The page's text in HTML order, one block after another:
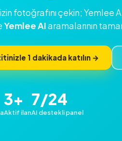
fotoğrafını çekin; Yemlee
Yemlee AIaramalarının
1 dakikada katılın →
3+
Aktif ilan
7/24
AI destekli panel